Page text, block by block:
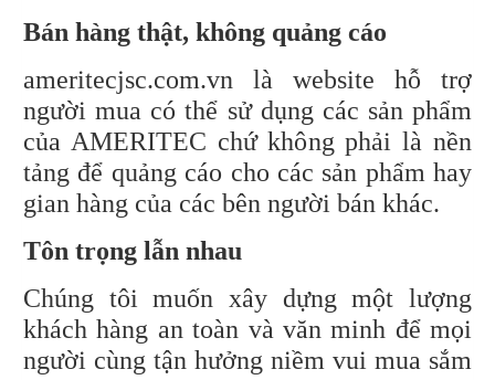
Bán hàng thật, không quảng cáo
ameritecjsc.com.vn là website hỗ trợ
người mua có thể sử dụng các sản phẩm
của AMERITEC chứ không phải là nền
tảng để quảng cáo cho các sản phẩm hay
gian hàng của các bên người bán khác.
Tôn trọng lẫn nhau
Chúng tôi muốn xây dựng một lượng
khách hàng an toàn và văn minh để mọi
người cùng tận hưởng niềm vui mua sắm